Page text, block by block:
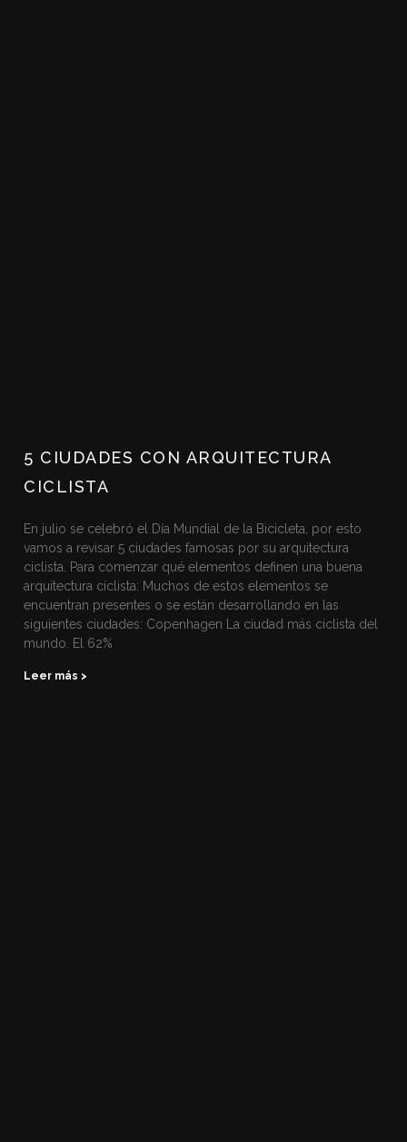
5 CIUDADES CON ARQUITECTURA
CICLISTA
En julio se celebró el Día Mundial de la Bicicleta, por esto
vamos a revisar 5 ciudades famosas por su arquitectura
ciclista. Para comenzar qué elementos definen una buena
arquitectura ciclista: Muchos de estos elementos se
encuentran presentes o se están desarrollando en las
siguientes ciudades: Copenhagen La ciudad más ciclista del
mundo. El 62%
Leer más >